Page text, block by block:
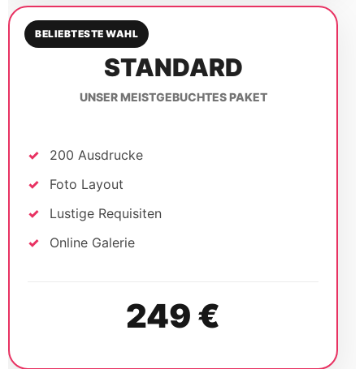
BELIEBTESTE WAHL
STANDARD
UNSER MEISTGEBUCHTES PAKET
200 Ausdrucke
Foto Layout
Lustige Requisiten
Online Galerie
249 €